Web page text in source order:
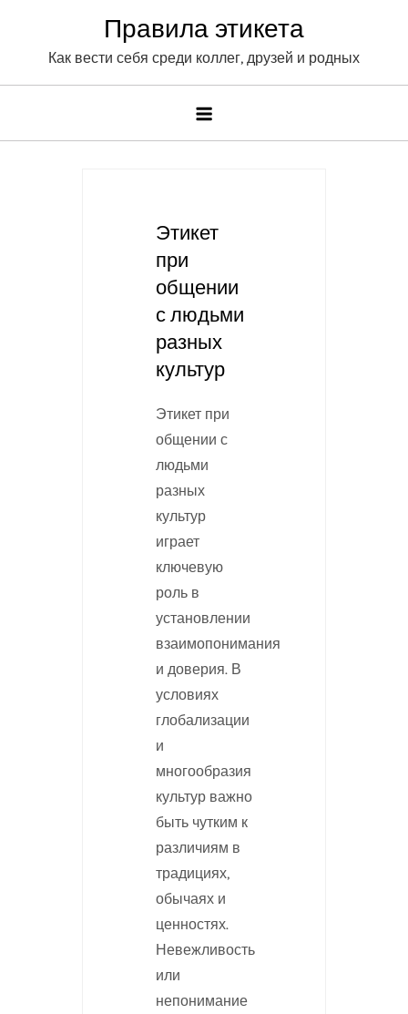
content
Правила этикета
Как вести себя среди коллег, друзей и родных
Этикет
при
общении
с людьми
разных
культур
Этикет при
общении с
людьми
разных
культур
играет
ключевую
роль в
установлении
взаимопонимания
и доверия. В
условиях
глобализации
и
многообразия
культур важно
быть чутким к
различиям в
традициях,
обычаях и
ценностях.
Невежливость
или
непонимание